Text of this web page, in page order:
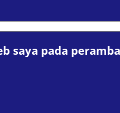
saya pada